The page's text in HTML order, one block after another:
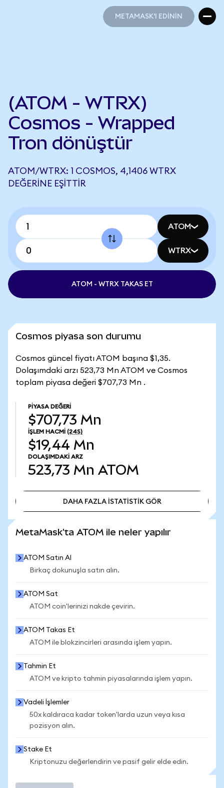
METAMASK'I EDİNİN
(ATOM - WTRX)
Cosmos - Wrapped
Tron dönüştür
ATOM/WTRX: 1 COSMOS, 4,1406 WTRX
DEĞERINE EŞITTIR
ATOM
WTRX
ATOM - WTRX TAKAS ET
Cosmos piyasa son durumu
Cosmos güncel fiyatı ATOM başına $1,35.
Dolaşımdaki arzı 523,73 Mn ATOM ve Cosmos
toplam piyasa değeri $707,73 Mn .
PIYASA DEĞERI
$707,73 Mn
İŞLEM HACMI (24S)
$19,44 Mn
DOLAŞIMDAKI ARZ
523,73 Mn ATOM
DAHA FAZLA İSTATİSTİK GÖR
MetaMask'ta ATOM ile neler yapılır
ATOM Satın Al
Birkaç dokunuşla satın alın.
ATOM Sat
ATOM coin'lerinizi nakde çevirin.
ATOM Takas Et
ATOM ile blokzincirleri arasında işlem yapın.
Tahmin Et
ATOM ve kripto tahmin piyasalarında işlem yapın.
Vadeli İşlemler
50x kaldıraca kadar token'larda uzun veya kısa
pozisyon alın.
Stake Et
Kriptonuzu değerlendirin ve pasif gelir elde edin.